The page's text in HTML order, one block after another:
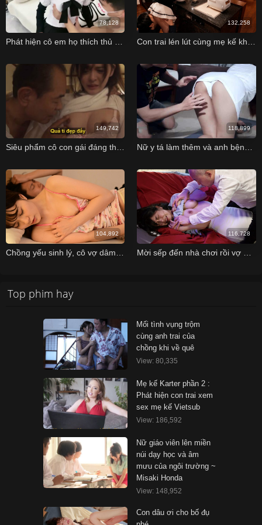
78,128 132,258
149,742 118,899
104,892 116,728
Top phim hay
Mối tình vụng trộm
cùng anh trai của
chồng khi về quê
View: 80,335
Mẹ kế Karter phần 2 :
Phát hiện con trai xem
sex mẹ kế Vietsub
View: 186,592
Nữ giáo viên lên miền
núi dạy học và âm
mưu của ngôi trường ~
Misaki Honda
View: 148,952
Con dâu ơi cho bố đụ